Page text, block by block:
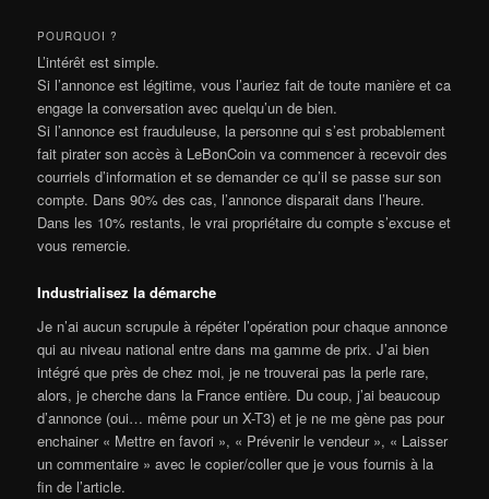
POURQUOI ?
L’intérêt est simple.
Si l’annonce est légitime, vous l’auriez fait de toute manière et ca
engage la conversation avec quelqu’un de bien.
Si l’annonce est frauduleuse, la personne qui s’est probablement
fait pirater son accès à LeBonCoin va commencer à recevoir des
courriels d’information et se demander ce qu’il se passe sur son
compte. Dans 90% des cas, l’annonce disparait dans l’heure.
Dans les 10% restants, le vrai propriétaire du compte s’excuse et
vous remercie.
Industrialisez la démarche
Je n’ai aucun scrupule à répéter l’opération pour chaque annonce
qui au niveau national entre dans ma gamme de prix. J’ai bien
intégré que près de chez moi, je ne trouverai pas la perle rare,
alors, je cherche dans la France entière. Du coup, j’ai beaucoup
d’annonce (oui… même pour un X-T3) et je ne me gène pas pour
enchainer « Mettre en favori », « Prévenir le vendeur », « Laisser
un commentaire » avec le copier/coller que je vous fournis à la
fin de l’article.